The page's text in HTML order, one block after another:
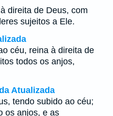
direita de Deus, com
sujeitos a Ele.
céu, reina à direita de
todos os anjos,
Atualizada
tendo subido ao céu;
os anjos, e as